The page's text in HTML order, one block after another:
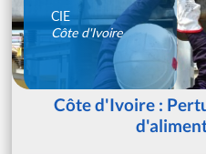
CIE
Côte d'Ivoire
Côte d'Ivoire :